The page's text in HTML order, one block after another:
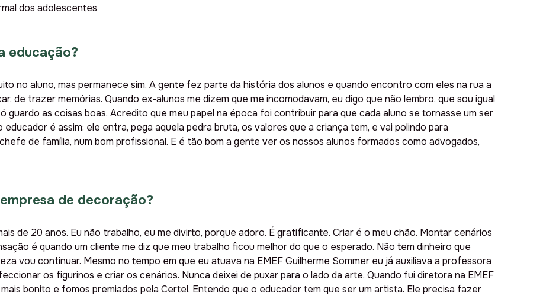
dos adolescentes
educação?
no aluno, mas permanece sim. A gente fez parte da história dos alunos e quando encontro com eles na rua a
de trazer memórias. Quando ex-alunos me dizem que me incomodavam, eu digo que não lembro, que sou igual
guardo as coisas boas. Acredito que meu papel na época foi contribuir para que cada aluno se tornasse um ser
educador é assim: ele entra, pega aquela pedra bruta, os valores que a criança tem, e vai polindo para
de família, num bom profissional. E é tão bom a gente ver os nossos alunos formados como advogados,
de decoração?
de 20 anos. Eu não trabalho, eu me divirto, porque adoro. É gratificante. Criar é o meu chão. Montar cenários
é quando um cliente me diz que meu trabalho ficou melhor do que o esperado. Não tem dinheiro que
vou continuar. Mesmo no tempo em que eu atuava na EMEF Guilherme Sommer eu já auxiliava a professora
os figurinos e criar os cenários. Nunca deixei de puxar para o lado da arte. Quando fui diretora na EMEF
bonito e fomos premiados pela Certel. Entendo que o educador tem que ser um artista. Ele precisa fazer